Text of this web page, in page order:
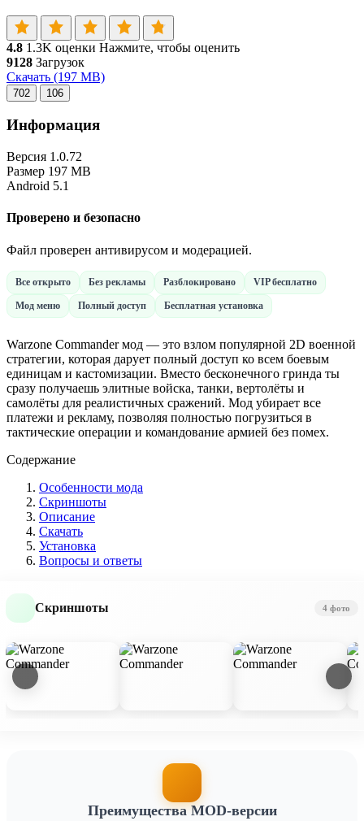
4.8 1.3K оценки Нажмите, чтобы оценить
9128 Загрузок
Скачать (197 MB)
702 106
Информация
Версия 1.0.72
Размер 197 MB
Android 5.1
Проверено и безопасно
Файл проверен антивирусом и модерацией.
Все открыто Без рекламы Разблокировано VIP бесплатно
Мод меню Полный доступ Бесплатная установка
Warzone Commander мод — это взлом популярной 2D военной
стратегии, которая дарует полный доступ ко всем боевым
единицам и кастомизации. Вместо бесконечного гринда ты
сразу получаешь элитные войска, танки, вертолёты и
самолёты для реалистичных сражений. Мод убирает все
платежи и рекламу, позволяя полностью погрузиться в
тактические операции и командование армией без помех.
Содержание
Особенности мода
Скриншоты
Описание
Скачать
Установка
Вопросы и ответы
Скриншоты 4 фото
Преимущества MOD-версии